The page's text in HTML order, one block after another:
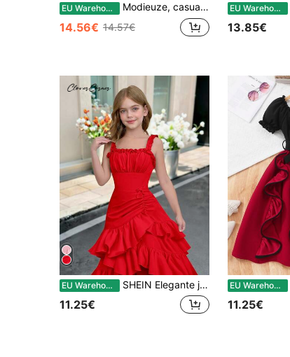
EU Warehouse Modieuze, casual rode jurk met bloemenprint, ruches en strik op de rug, geschikt voor een vakantie.
14.56€ 14.57€
EU Warehouse
13.85€
EU Warehouse SHEIN Elegante jurk voor tienermeisjes met plooien op de borst, meerdere lagen, asymmetrische ruches en een tailleband, sprookjesjurk, lente-uitje
11.25€
EU Warehouse
11.25€